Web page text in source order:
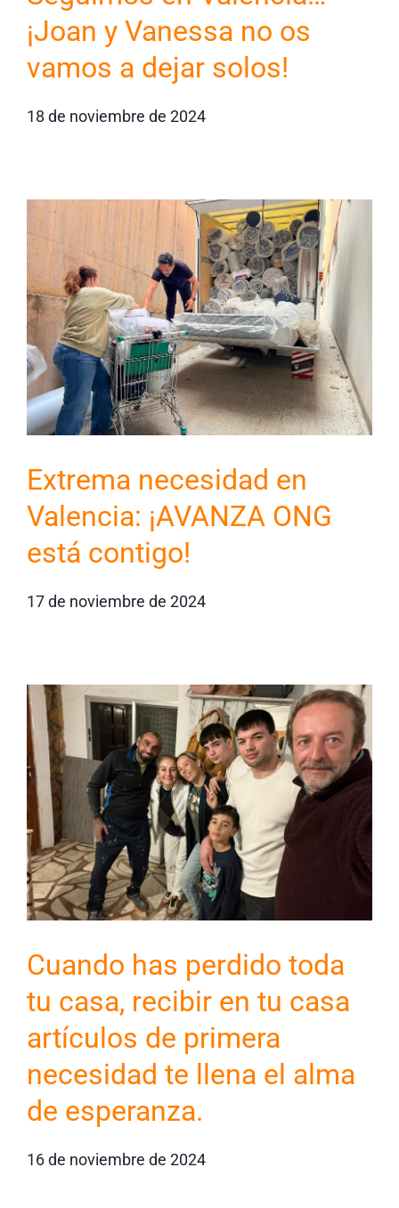
¡Joan y Vanessa no os
vamos a dejar solos!
18 de noviembre de 2024
Extrema necesidad en
Valencia: ¡AVANZA ONG
está contigo!
17 de noviembre de 2024
Cuando has perdido toda
tu casa, recibir en tu casa
artículos de primera
necesidad te llena el alma
de esperanza.
16 de noviembre de 2024